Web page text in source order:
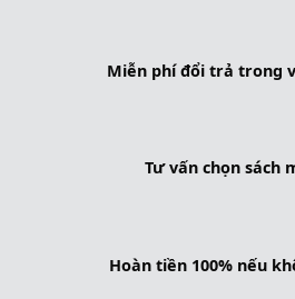
Miễn phí đổi trả trong
Tư vấn chọn sách
Hoàn tiền 100% nếu